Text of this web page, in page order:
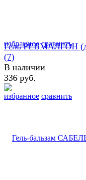
избранное сравнить
избранное сравнить
Гель РЕВМАЛГОН
(7)
В наличии
336 руб.